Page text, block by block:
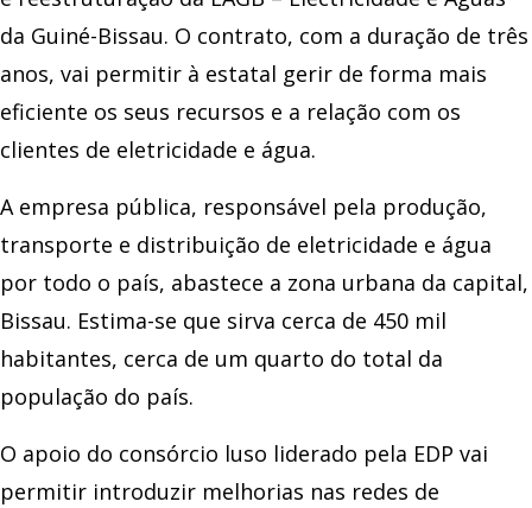
da Guiné-Bissau. O contrato, com a duração de três
anos, vai permitir à estatal gerir de forma mais
eficiente os seus recursos e a relação com os
clientes de eletricidade e água.
A empresa pública, responsável pela produção,
transporte e distribuição de eletricidade e água
por todo o país, abastece a zona urbana da capital,
Bissau. Estima-se que sirva cerca de 450 mil
habitantes, cerca de um quarto do total da
população do país.
O apoio do consórcio luso liderado pela EDP vai
permitir introduzir melhorias nas redes de